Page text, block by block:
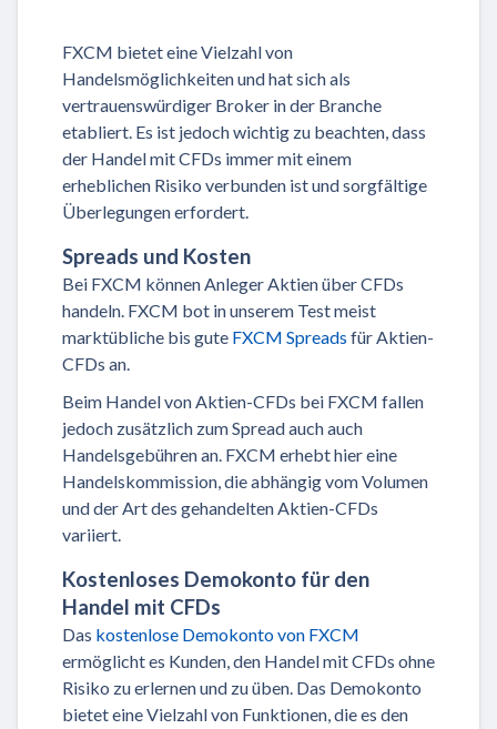
FXCM bietet eine Vielzahl von
Handelsmöglichkeiten und hat sich als
vertrauenswürdiger Broker in der Branche
etabliert. Es ist jedoch wichtig zu beachten, dass
der Handel mit CFDs immer mit einem
erheblichen Risiko verbunden ist und sorgfältige
Überlegungen erfordert.
Spreads und Kosten
Bei FXCM können Anleger Aktien über CFDs
handeln. FXCM bot in unserem Test meist
marktübliche bis gute FXCM Spreads für Aktien-
CFDs an.
Beim Handel von Aktien-CFDs bei FXCM fallen
jedoch zusätzlich zum Spread auch auch
Handelsgebühren an. FXCM erhebt hier eine
Handelskommission, die abhängig vom Volumen
und der Art des gehandelten Aktien-CFDs
variiert.
Kostenloses Demokonto für den
Handel mit CFDs
Das kostenlose Demokonto von FXCM
ermöglicht es Kunden, den Handel mit CFDs ohne
Risiko zu erlernen und zu üben. Das Demokonto
bietet eine Vielzahl von Funktionen, die es den